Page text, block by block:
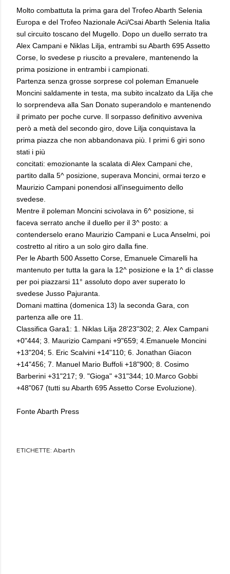
Molto combattuta la prima gara del Trofeo Abarth Selenia
Europa e del Trofeo Nazionale Aci/Csai Abarth Selenia Italia
sul circuito toscano del Mugello. Dopo un duello serrato tra
Alex Campani e Niklas Lilja, entrambi su Abarth 695 Assetto
Corse, lo svedese p riuscito a prevalere, mantenendo la
prima posizione in entrambi i campionati.
Partenza senza grosse sorprese col poleman Emanuele
Moncini saldamente in testa, ma subito incalzato da Lilja che
lo sorprendeva alla San Donato superandolo e mantenendo
il primato per poche curve. Il sorpasso definitivo avveniva
però a metà del secondo giro, dove Lilja conquistava la
prima piazza che non abbandonava più. I primi 6 giri sono
stati i più
concitati: emozionante la scalata di Alex Campani che,
partito dalla 5^ posizione, superava Moncini, ormai terzo e
Maurizio Campani ponendosi all'inseguimento dello
svedese.
Mentre il poleman Moncini scivolava in 6^ posizione, si
faceva serrato anche il duello per il 3^ posto: a
contenderselo erano Maurizio Campani e Luca Anselmi, poi
costretto al ritiro a un solo giro dalla fine.
Per le Abarth 500 Assetto Corse, Emanuele Cimarelli ha
mantenuto per tutta la gara la 12^ posizione e la 1^ di classe
per poi piazzarsi 11° assoluto dopo aver superato lo
svedese Jusso Pajuranta.
Domani mattina (domenica 13) la seconda Gara, con
partenza alle ore 11.
Classifica Gara1: 1. Niklas Lilja 28'23"302; 2. Alex Campani
+0"444; 3. Maurizio Campani +9"659; 4.Emanuele Moncini
+13"204; 5. Eric Scalvini +14"110; 6. Jonathan Giacon
+14"456; 7. Manuel Mario Buffoli +18"900; 8. Cosimo
Barberini +31"217; 9. "Gioga" +31"344; 10.Marco Gobbi
+48"067 (tutti su Abarth 695 Assetto Corse Evoluzione).
Fonte Abarth Press
ETICHETTE: Abarth